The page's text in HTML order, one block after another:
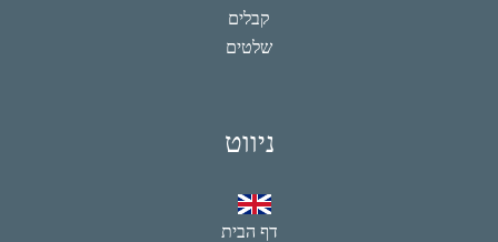
קבלים
שלטים
ניווט
דף הבית